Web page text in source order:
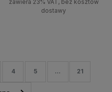
zawiera 23% VAT, bez kosztów
dostawy
4 5 ... 21